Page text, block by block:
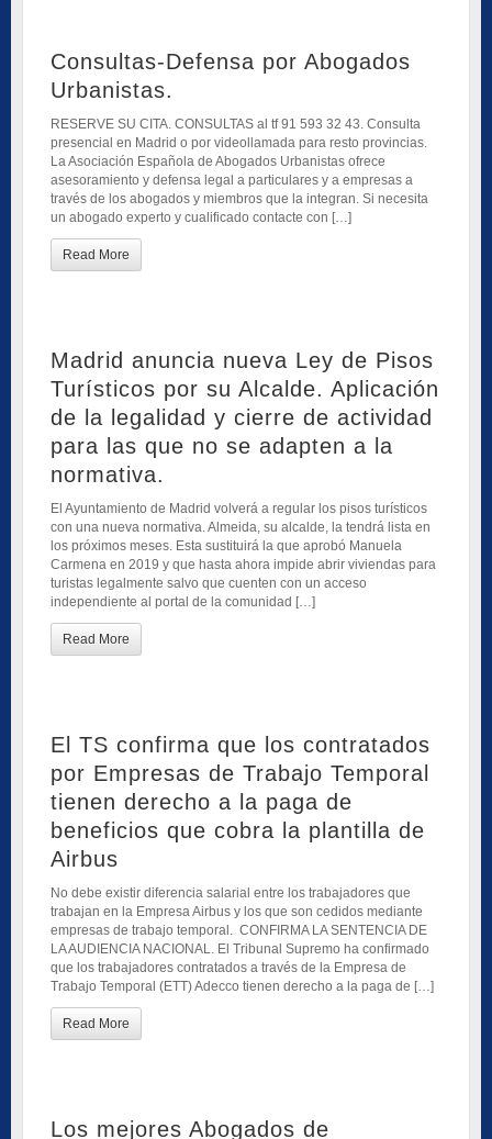
Consultas-Defensa por Abogados
Urbanistas.
RESERVE SU CITA. CONSULTAS al tf 91 593 32 43. Consulta
presencial en Madrid o por videollamada para resto provincias.
La Asociación Española de Abogados Urbanistas ofrece
asesoramiento y defensa legal a particulares y a empresas a
través de los abogados y miembros que la integran. Si necesita
un abogado experto y cualificado contacte con […]
Read More
Madrid anuncia nueva Ley de Pisos
Turísticos por su Alcalde. Aplicación
de la legalidad y cierre de actividad
para las que no se adapten a la
normativa.
El Ayuntamiento de Madrid volverá a regular los pisos turísticos
con una nueva normativa. Almeida, su alcalde, la tendrá lista en
los próximos meses. Esta sustituirá la que aprobó Manuela
Carmena en 2019 y que hasta ahora impide abrir viviendas para
turistas legalmente salvo que cuenten con un acceso
independiente al portal de la comunidad […]
Read More
El TS confirma que los contratados
por Empresas de Trabajo Temporal
tienen derecho a la paga de
beneficios que cobra la plantilla de
Airbus
No debe existir diferencia salarial entre los trabajadores que
trabajan en la Empresa Airbus y los que son cedidos mediante
empresas de trabajo temporal. CONFIRMA LA SENTENCIA DE
LA AUDIENCIA NACIONAL. El Tribunal Supremo ha confirmado
que los trabajadores contratados a través de la Empresa de
Trabajo Temporal (ETT) Adecco tienen derecho a la paga de […]
Read More
Los mejores Abogados de